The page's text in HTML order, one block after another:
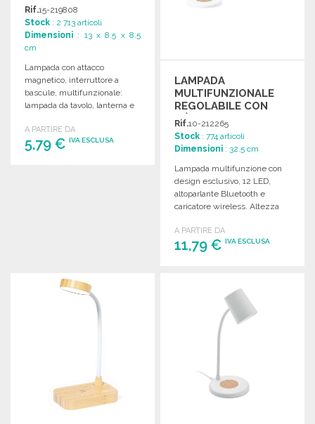
Rif.15-219808
Stock : 2 713 articoli
Dimensioni : 13 x 8.5 x 8.5
cm
Lampada con attacco
magnetico, interruttore a
bascule, multifunzionale:
lampada da tavolo, lanterna e
x 8,5 x 13 cm.
A PARTIRE DA
5,79 € IVA ESCLUSA
LAMPADA
MULTIFUNZIONALE
REGOLABILE CON
LIÈGE
Rif.10-212265
Stock : 774 articoli
Dimensioni : 32.5 cm
Lampada multifunzione con
design esclusivo, 12 LED,
altoparlante Bluetooth e
caricatore wireless. Altezza
luminosa variabile.
A PARTIRE DA
11,79 €IVA ESCLUSA
Richiedi un preventivo